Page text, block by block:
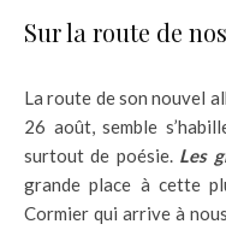
Sur la route de
La route de son nouvel
26 août, semble
surtout de poésie. Les
grande place à cette
Cormier qui arrive à